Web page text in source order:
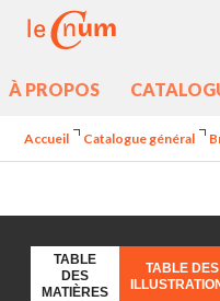
À PROPOS
Accueil Catalogue général
TABLE
DES
MATIÈRES
TABLE DES